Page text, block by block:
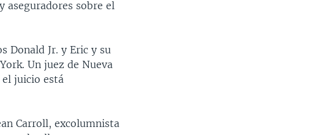
aseguradores sobre el
Donald Jr. y Eric y su
Un juez de Nueva
el juicio está
Carroll, excolumnista